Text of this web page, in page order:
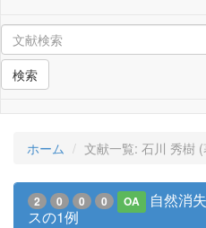
検索
ホーム 文献一覧: 石川 秀樹
2 0 0 0 OA
自然消
スの1例